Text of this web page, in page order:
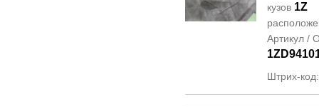
кузов 1Z
Артикул /
Штрих-